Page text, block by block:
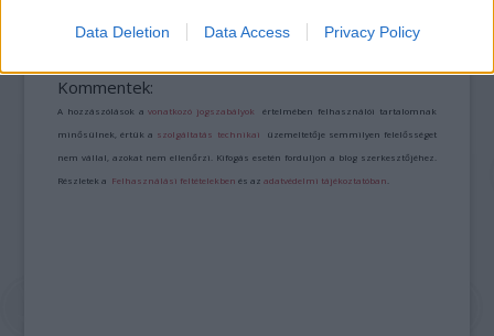
Data Deletion Data Access Privacy Policy
A bejegyzés trackback címe:
Kommentek:
A hozzászólások avonatkozó jogszabályok értelmében felhasználói tartalomnak
minősülnek, értük a szolgáltatás technikai üzemeltetője semmilyen felelősséget
nem vállal, azokat nem ellenőrzi. Kifogás esetén forduljon a blog szerkesztőjéhez.
Részletek a Felhasználási feltételekben és azadatvédelmi tájékoztatóban